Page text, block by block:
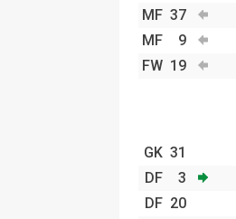
MF 37
MF 9
FW 19
GK 31
DF
3
DF 20